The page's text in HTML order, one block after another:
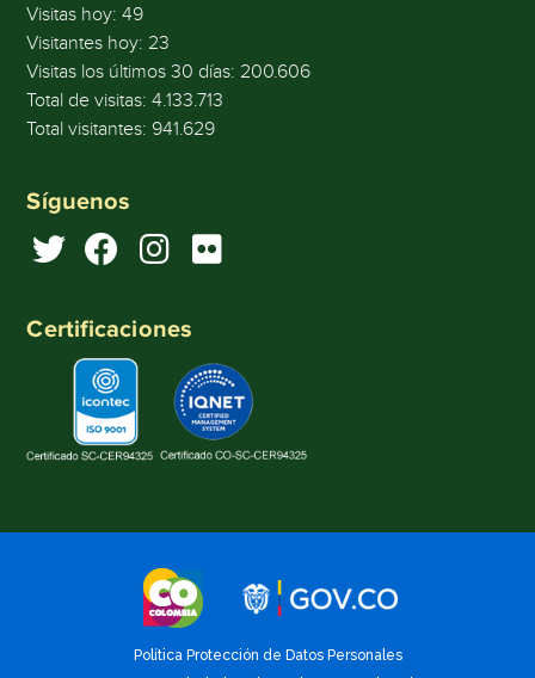
Visitas hoy:49
Visitantes hoy: 23
Visitas los últimos 30 días: 200.606
Total de visitas:4.133.713
Total visitantes: 941.629
Síguenos
Certificaciones
Política Protección de Datos Personales